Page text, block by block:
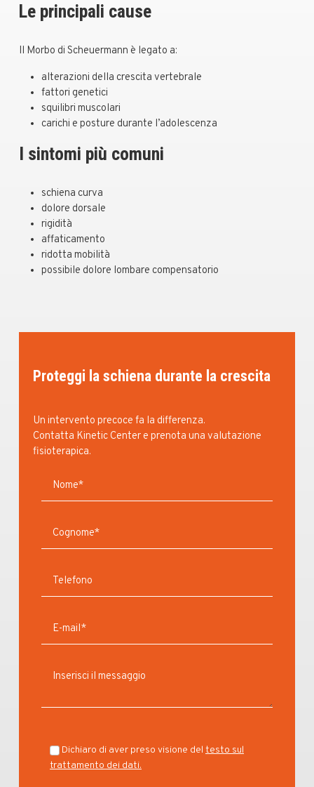
Le principali cause
Il Morbo di Scheuermann è legato a:
alterazioni della crescita vertebrale
fattori genetici
squilibri muscolari
carichi e posture durante l’adolescenza
I sintomi più comuni
schiena curva
dolore dorsale
rigidità
affaticamento
ridotta mobilità
possibile dolore lombare compensatorio
Proteggi la schiena durante la crescita
Un intervento precoce fa la differenza.
Contatta Kinetic Center e prenota una valutazione
fisioterapica.
Dichiaro di aver preso visione del testo sul
trattamento dei dati.